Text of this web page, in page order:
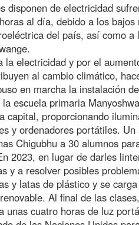
disponen de electricidad
al día, debido a los bajos
del país, así como a
la electricidad y por el
al cambio climático,
en marcha la instalación
escuela primaria
capital, proporcionando
y ordenadores portátiles. Un
Chigubhu a 30 alumnos
2023, en lugar de darles
y a resolver posibles
y latas de plástico y se
Al final de las
unas cuatro horas de luz